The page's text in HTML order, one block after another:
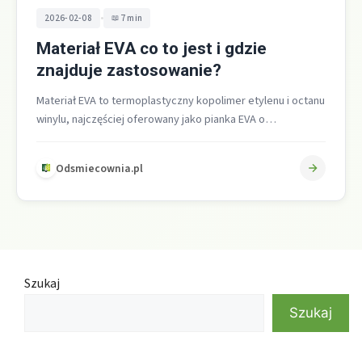
2026-02-08 • 7 min
Materiał EVA co to jest i gdzie
znajduje zastosowanie?
Materiał EVA to termoplastyczny kopolimer etylenu i octanu
winylu, najczęściej oferowany jako pianka EVA o
Odsmiecownia.pl
Szukaj
Szukaj